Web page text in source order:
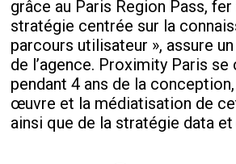
grâce au Paris Region Pass, fer
stratégie centrée sur la
parcours utilisateur », assure
de l’agence. Proximity Paris se
pendant 4 ans de la
œuvre et la médiatisation de
ainsi que de la stratégie data et